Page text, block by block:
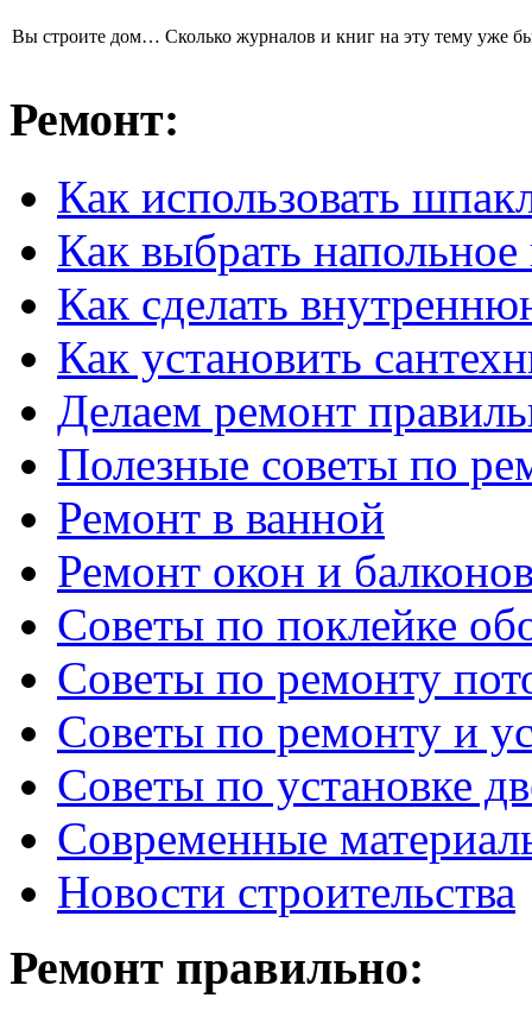
Вы строите дом… Сколько журналов и книг на эту тему уже
Ремонт:
Как использовать
Как выбрать
Как сделать
Как установить
Делаем ремонт
Полезные советы по
Ремонт в ванной
Ремонт окон и
Советы по поклейке
Советы по ремонту
Советы по ремонту и
Советы по установке
Современные
Новости строительства
Ремонт правильно: